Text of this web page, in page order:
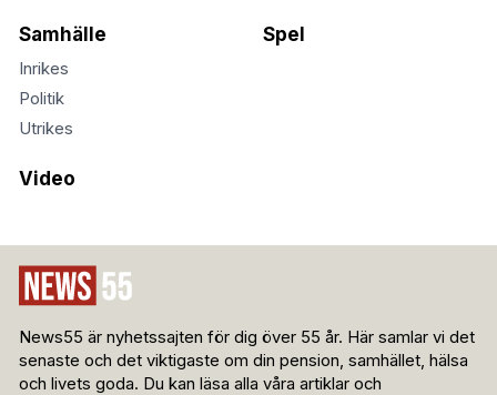
Samhälle
Inrikes
Politik
Utrikes
Spel
Video
News55 är nyhetssajten för dig över 55 år. Här samlar vi det
senaste och det viktigaste om din pension, samhället, hälsa
och livets goda. Du kan läsa alla våra artiklar och